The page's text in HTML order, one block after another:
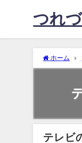
つれ
ホーム
テレビ